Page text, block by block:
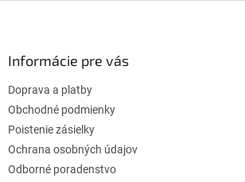
Informácie pre vás
Doprava a platby
Obchodné podmienky
Poistenie zásielky
Ochrana osobných údajov
Odborné poradenstvo